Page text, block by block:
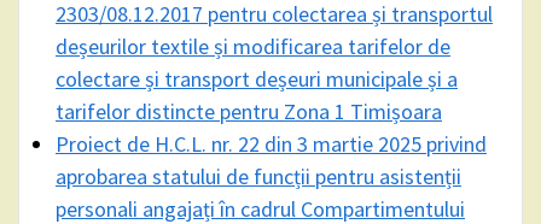
2303/08.12.2017 pentru colectarea și transportul
deșeurilor textile și modificarea tarifelor de
colectare și transport deșeuri municipale și a
tarifelor distincte pentru Zona 1 Timișoara
Proiect de H.C.L. nr. 22 din 3 martie 2025 privind
aprobarea statului de funcții pentru asistenții
personali angajați în cadrul Compartimentului